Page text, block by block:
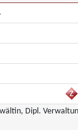
Dipl.